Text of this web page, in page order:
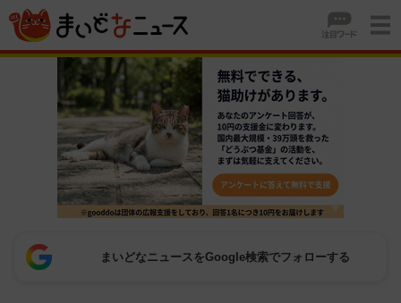
まいどなニュースをGoogle検索でフォローする